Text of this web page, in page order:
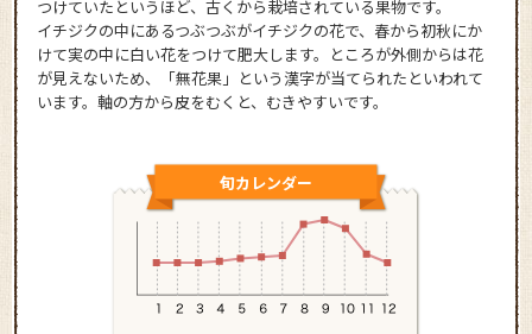
つけていたというほど、古くから栽培されている果物です。
イチジクの中にあるつぶつぶがイチジクの花で、春から初秋にか
けて実の中に白い花をつけて肥大します。ところが外側からは花
が見えないため、「無花果」という漢字が当てられたといわれて
います。軸の方から皮をむくと、むきやすいです。
旬カレンダー